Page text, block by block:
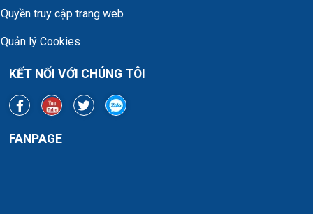
Quyền truy cập trang web
Quản lý Cookies
KẾT NỐI VỚI CHÚNG TÔI
FANPAGE